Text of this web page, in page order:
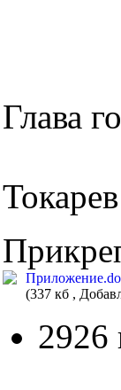
Токарев
(337 кб ,
2926